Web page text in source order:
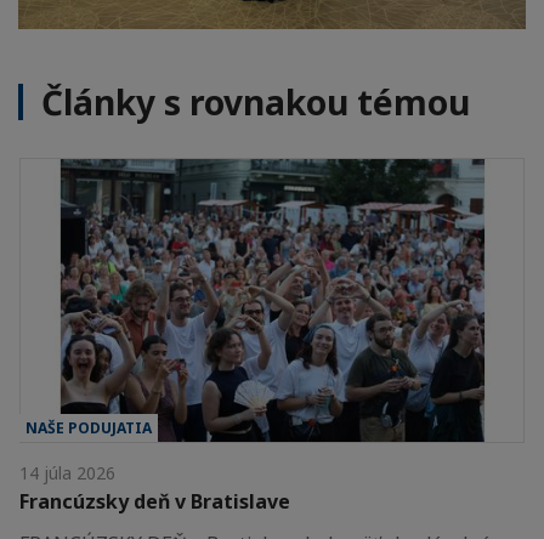
Články s rovnakou témou
NAŠE PODUJATIA
14 júla 2026
Francúzsky deň v Bratislave